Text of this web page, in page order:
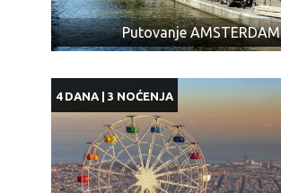
Putovanje AMSTERDAM
4 DANA | 3 NOĆENJA